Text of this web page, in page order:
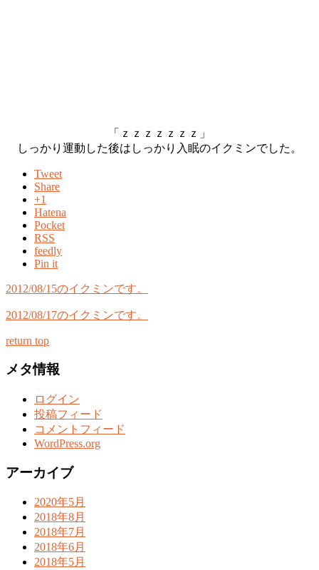
「ｚｚｚｚｚｚｚ」
しっかり運動した後はしっかり入眠のイクミンでした。
Tweet
Share
+1
Hatena
Pocket
RSS
feedly
Pin it
2012/08/15のイクミンです。
2012/08/17のイクミンです。
return top
メタ情報
ログイン
投稿フィード
コメントフィード
WordPress.org
アーカイブ
2020年5月
2018年8月
2018年7月
2018年6月
2018年5月